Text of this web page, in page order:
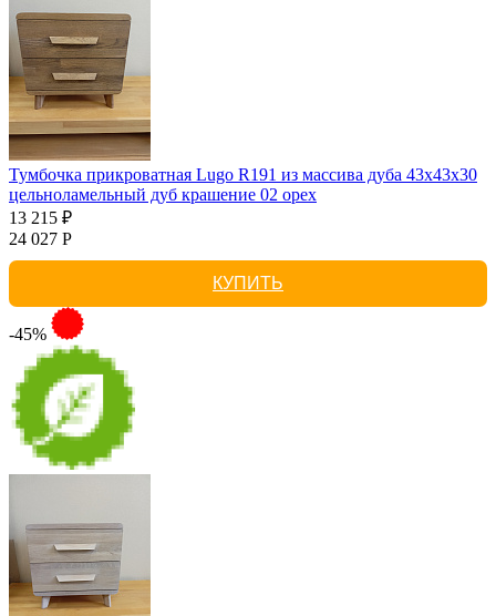
Тумбочка прикроватная Lugo R191 из массива дуба 43х43х30
цельноламельный дуб крашение 02 орех
13 215 ₽
24 027 Р
КУПИТЬ
-45%